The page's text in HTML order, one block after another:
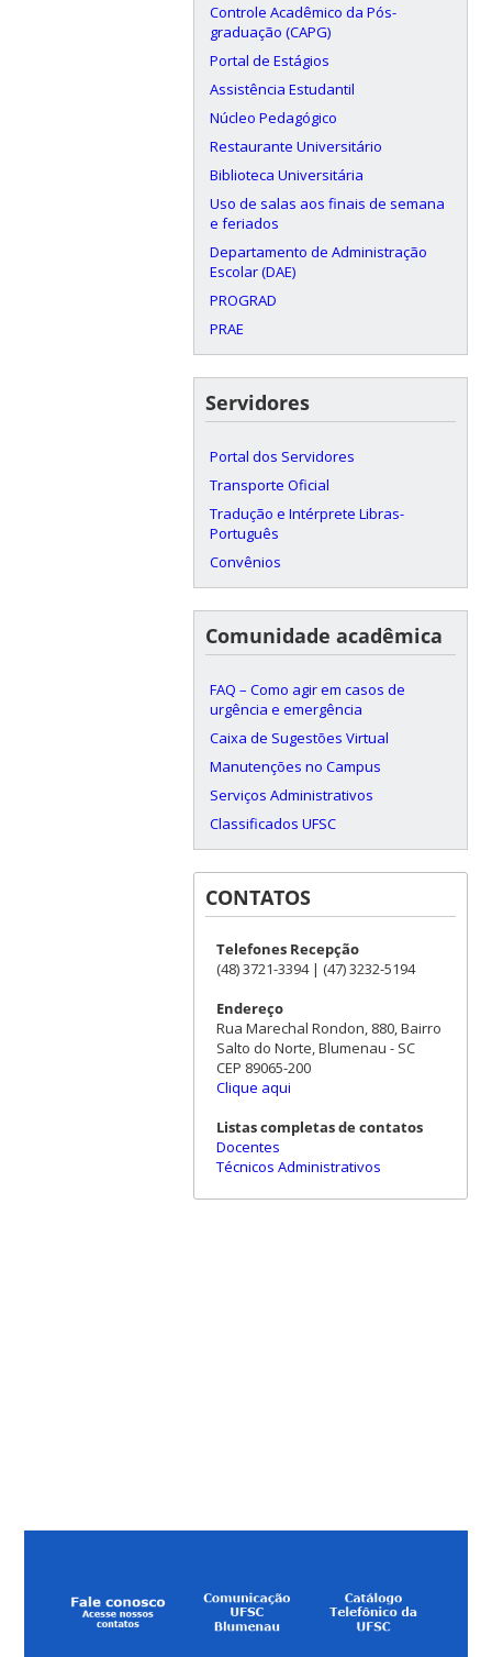
Controle Acadêmico da Pós-
graduação (CAPG)
Portal de Estágios
Assistência Estudantil
Núcleo Pedagógico
Restaurante Universitário
Biblioteca Universitária
Uso de salas aos finais de semana
e feriados
Departamento de Administração
Escolar (DAE)
PROGRAD
PRAE
Servidores
Portal dos Servidores
Transporte Oficial
Tradução e Intérprete Libras-
Português
Convênios
Comunidade acadêmica
FAQ – Como agir em casos de
urgência e emergência
Caixa de Sugestões Virtual
Manutenções no Campus
Serviços Administrativos
Classificados UFSC
CONTATOS
Telefones Recepção
(48) 3721-3394 | (47) 3232-5194
Endereço
Rua Marechal Rondon, 880, Bairro
Salto do Norte, Blumenau - SC
CEP 89065-200
Clique aqui
Listas completas de contatos
Docentes
Técnicos Administrativos